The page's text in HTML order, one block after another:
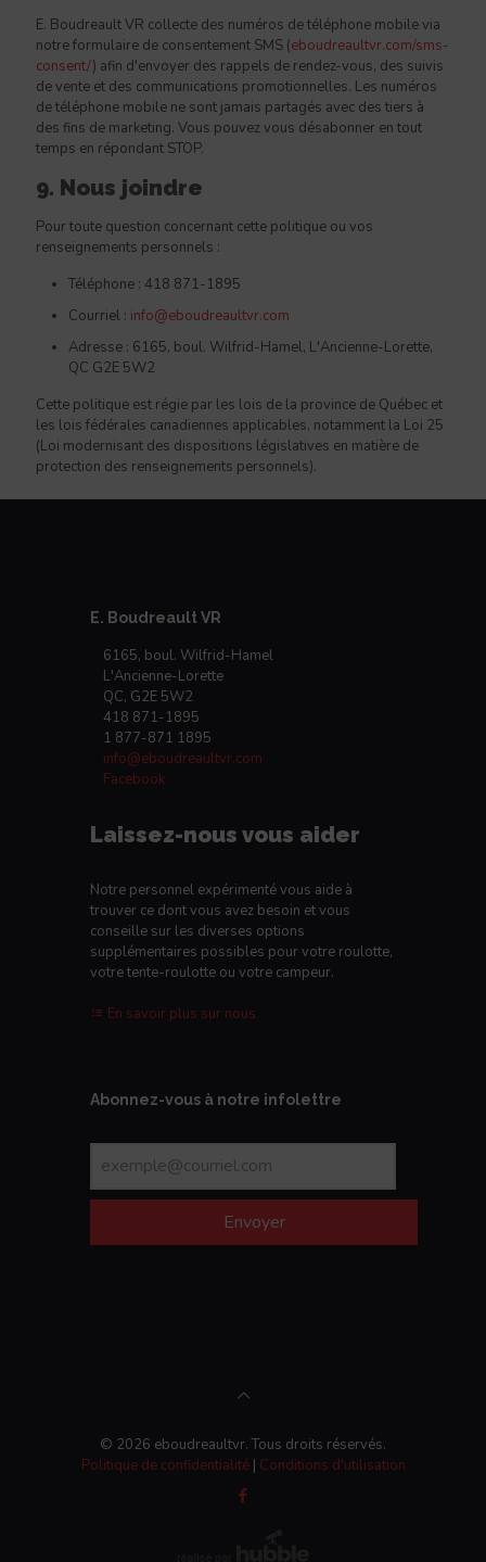
E. Boudreault VR collecte des numéros de téléphone mobile via
notre formulaire de consentement SMS (eboudreaultvr.com/sms-
consent/) afin d'envoyer des rappels de rendez-vous, des suivis
de vente et des communications promotionnelles. Les numéros
de téléphone mobile ne sont jamais partagés avec des tiers à
des fins de marketing. Vous pouvez vous désabonner en tout
temps en répondant STOP.
9. Nous joindre
Pour toute question concernant cette politique ou vos
renseignements personnels :
Téléphone : 418 871-1895
Courriel : info@eboudreaultvr.com
Adresse : 6165, boul. Wilfrid-Hamel, L'Ancienne-Lorette,
QC G2E 5W2
Cette politique est régie par les lois de la province de Québec et
les lois fédérales canadiennes applicables, notamment la Loi 25
(Loi modernisant des dispositions législatives en matière de
protection des renseignements personnels).
E. Boudreault VR
6165, boul. Wilfrid-Hamel
L'Ancienne-Lorette
QC, G2E 5W2
418 871-1895
1 877-871 1895
info@eboudreaultvr.com
Facebook
Laissez-nous vous aider
Notre personnel expérimenté vous aide à
trouver ce dont vous avez besoin et vous
conseille sur les diverses options
supplémentaires possibles pour votre roulotte,
votre tente-roulotte ou votre campeur.
En savoir plus sur nous
Abonnez-vous à notre infolettre
Envoyer
© 2026 eboudreaultvr. Tous droits réservés.
Politique de confidentialité| Conditions d'utilisation